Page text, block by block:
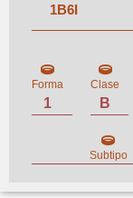
1B6I
Forma
1
Clase
B
Subtipo